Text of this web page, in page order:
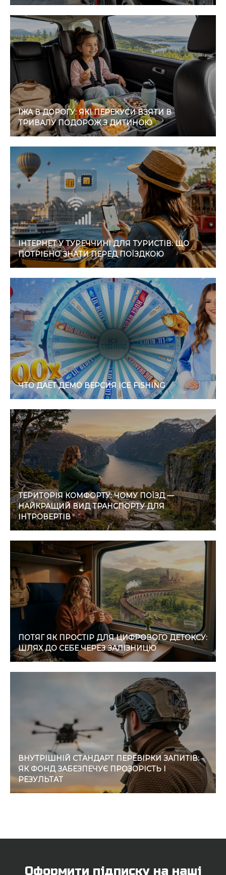
ЇЖА В ДОРОГУ: ЯКІ ПЕРЕКУСИ ВЗЯТИ В
ТРИВАЛУ ПОДОРОЖ З ДИТИНОЮ
ІНТЕРНЕТ У ТУРЕЧЧИНІ ДЛЯ ТУРИСТІВ: ЩО
ПОТРІБНО ЗНАТИ ПЕРЕД ПОЇЗДКОЮ
ЧТО ДАЕТ ДЕМО ВЕРСИЯ ICE FISHING
ТЕРИТОРІЯ КОМФОРТУ: ЧОМУ ПОЇЗД —
НАЙКРАЩИЙ ВИД ТРАНСПОРТУ ДЛЯ
ІНТРОВЕРТІВ
ПОТЯГ ЯК ПРОСТІР ДЛЯ ЦИФРОВОГО ДЕТОКСУ:
ШЛЯХ ДО СЕБЕ ЧЕРЕЗ ЗАЛІЗНИЦЮ
ВНУТРІШНІЙ СТАНДАРТ ПЕРЕВІРКИ ЗАПИТІВ:
ЯК ФОНД ЗАБЕЗПЕЧУЄ ПРОЗОРІСТЬ І
РЕЗУЛЬТАТ
Оформити підписку на наші